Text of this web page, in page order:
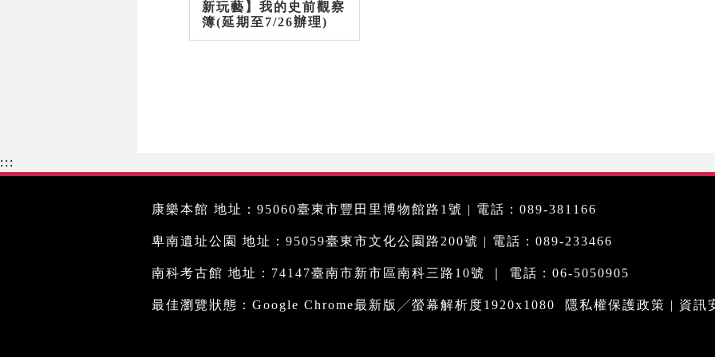
新玩藝】我的史前觀察
簿(延期至7/26辦理)
:::
康樂本館 地址：95060臺東市豐田里博物館路1號 | 電話：089-381166
卑南遺址公園 地址：95059臺東市文化公園路200號 | 電話：089-233466
南科考古館 地址：74147臺南市新市區南科三路10號 ｜ 電話：06-5050905
最佳瀏覽狀態：Google Chrome最新版╱螢幕解析度1920x1080 隱私權保護政策 | 資訊